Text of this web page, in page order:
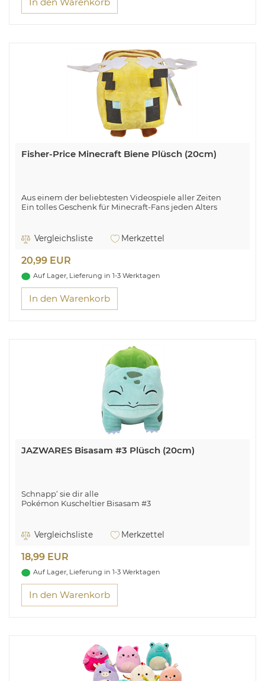
Fisher-Price Minecraft Biene Plüsch (20cm)
Aus einem der beliebtesten Videospiele aller Zeiten
Ein tolles Geschenk für Minecraft-Fans jeden Alters
Vergleichsliste Merkzettel
20,99 EUR
Auf Lager, Lieferung in 1-3 Werktagen
In den Warenkorb
JAZWARES Bisasam #3 Plüsch (20cm)
Schnapp‘ sie dir alle
Pokémon Kuscheltier Bisasam #3
Vergleichsliste Merkzettel
18,99 EUR
Auf Lager, Lieferung in 1-3 Werktagen
In den Warenkorb